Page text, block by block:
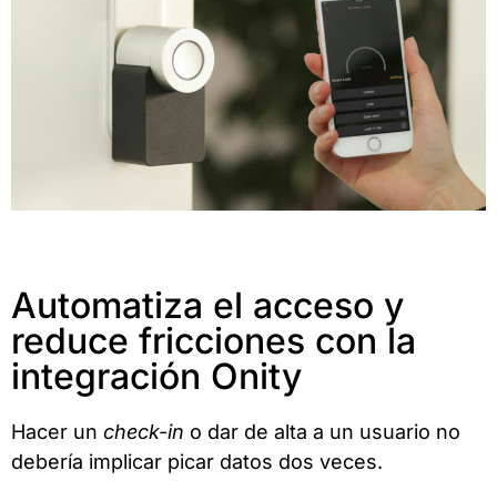
Automatiza el acceso y
reduce fricciones con la
integración Onity
Hacer un check-in o dar de alta a un usuario no
debería implicar picar datos dos veces.